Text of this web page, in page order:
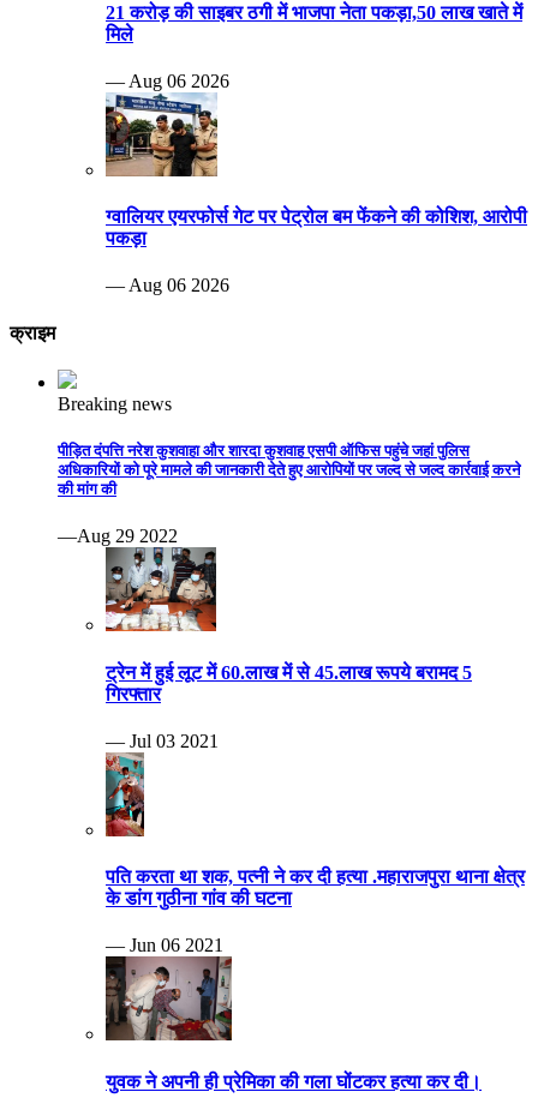
21 करोड़ की साइबर ठगी में भाजपा नेता पकड़ा,50 लाख खाते में
मिले
— Aug 06 2026
ग्वालियर एयरफोर्स गेट पर पेट्रोल बम फेंकने की कोशिश, आरोपी
पकड़ा
— Aug 06 2026
क्राइम
Breaking news
पीड़ित दंपत्ति नरेश कुशवाहा और शारदा कुशवाह एसपी ऑफिस पहुंचे जहां पुलिस
अधिकारियों को पूरे मामले की जानकारी देते हुए आरोपियों पर जल्द से जल्द कार्रवाई करने
की मांग की
—Aug 29 2022
ट्रेन में हुई लूट में 60.लाख में से 45.लाख रूपये बरामद 5
गिरफ्तार
— Jul 03 2021
पति करता था शक, पत्नी ने कर दी हत्या .महाराजपुरा थाना क्षेत्र
के डांग गुठीना गांव की घटना
— Jun 06 2021
युवक ने अपनी ही प्रेमिका की गला घोंटकर हत्या कर दी।